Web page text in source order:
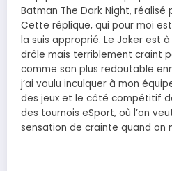
Batman The Dark Night, réalisé
Cette réplique, qui pour moi
la suis approprié. Le Joker est
drôle mais terriblement craint
comme son plus redoutable
j’ai voulu inculquer à mon
des jeux et le côté compétitif
des tournois eSport, où l’on
sensation de crainte quand on